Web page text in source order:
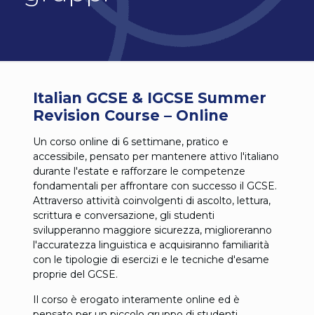
Italian GCSE & IGCSE Summer
Revision Course – Online
Un corso online di 6 settimane, pratico e
accessibile, pensato per mantenere attivo l'italiano
durante l'estate e rafforzare le competenze
fondamentali per affrontare con successo il GCSE.
Attraverso attività coinvolgenti di ascolto, lettura,
scrittura e conversazione, gli studenti
svilupperanno maggiore sicurezza, miglioreranno
l'accuratezza linguistica e acquisiranno familiarità
con le tipologie di esercizi e le tecniche d'esame
proprie del GCSE.
Il corso è erogato interamente online ed è